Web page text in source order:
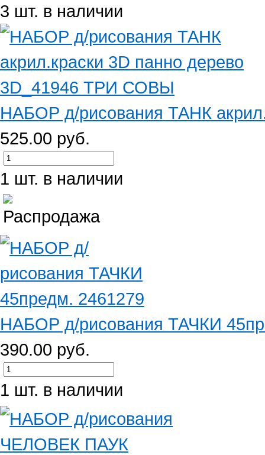
3 шт. в наличии
НАБОР д/рисования ТАНК
525.00 руб.
1 шт. в наличии
НАБОР д/рисования ТАЧКИ
390.00 руб.
1 шт. в наличии